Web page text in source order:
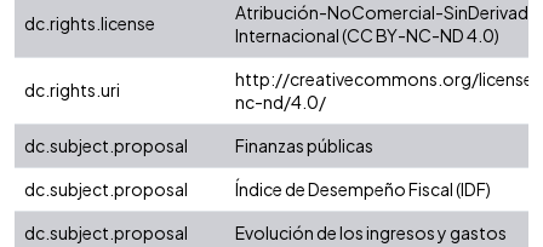
dc.rights.license
Atribución-NoComercial-
Internacional (CC BY-NC-ND 4.0)
dc.rights.uri
http://creativecommons.org/
nc-nd/4.0/
dc.subject.proposal
Finanzas públicas
dc.subject.proposal
Índice de Desempeño Fiscal (IDF)
dc.subject.proposal
Evolución de los ingresos y gastos